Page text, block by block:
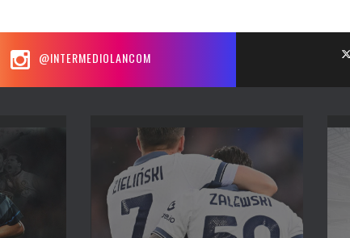
@INTERMEDIOLANCOM